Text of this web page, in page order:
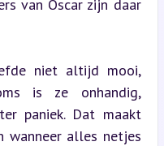
van Oscar zijn daar
niet altijd mooi,
is ze onhandig,
paniek. Dat maakt
wanneer alles netjes